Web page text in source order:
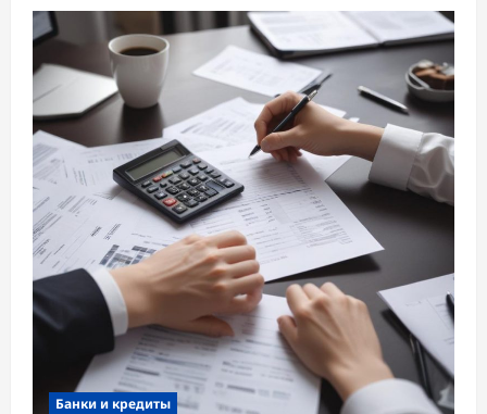
Банки и кредиты